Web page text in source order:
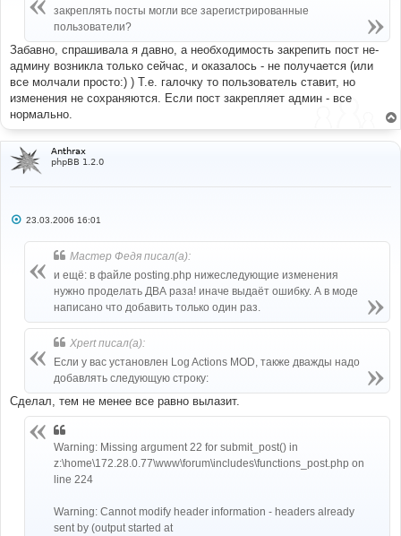
е
закреплять посты могли все зарегистрированные
пользователи?
Забавно, спрашивала я давно, а необходимость закрепить пост не-
админу возникла только сейчас, и оказалось - не получается (или
все молчали просто:) ) Т.е. галочку то пользователь ставит, но
изменения не сохраняются. Если пост закрепляет админ - все
нормально.
Anthrax
phpBB 1.2.0
С23.03.2006 16:01
Мастер Федя писал(а):
и ещё: в файле posting.php нижеследующие изменения
нужно проделать ДВА раза! иначе выдаёт ошибку. А в моде
написано что добавить только один раз.
Xpert писал(а):
Если у вас установлен Log Actions MOD, также дважды надо
добавлять следующую строку:
Сделал, тем не менее все равно вылазит.
Warning: Missing argument 22 for submit_post() in
z:\home\172.28.0.77\www\forum\includes\functions_post.php on
line 224
Warning: Cannot modify header information - headers already
sent by (output started at